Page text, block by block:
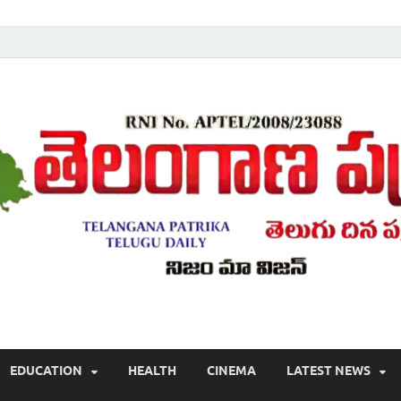
, తాజా వార్తలు , తెలుగు వార్తలు , బ్రేకింగ్ న్యూస్ తెలుగులో , తెలంగాణ లో తాజా
EDUCATION HEALTH CINEMA LATEST NEWS